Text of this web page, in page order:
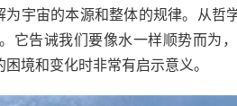
为宇宙的本源和整体的规律。从哲
它告诫我们要像水一样顺势而为
境和变化时非常有启示意义。